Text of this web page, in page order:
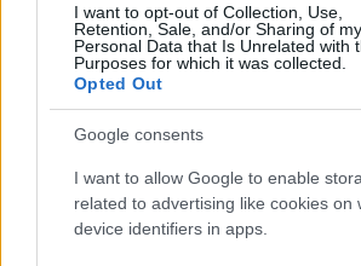
I want to opt-out of Collection, Use,
Retention, Sale, and/or Sharing of my
Personal Data that Is Unrelated with
Purposes for which it was collected.
Opted Out
Google consents
I want to allow Google to enable
related to advertising like cookies on
device identifiers in apps.